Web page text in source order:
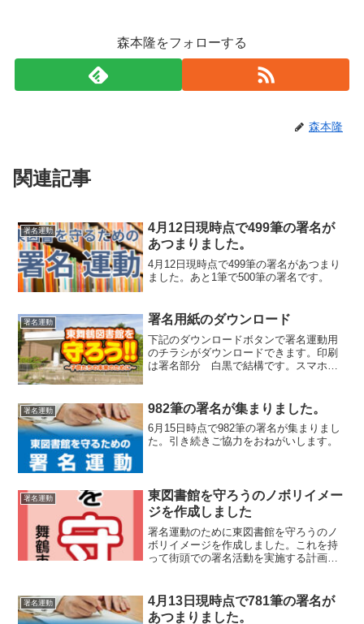
森本隆をフォローする
森本隆
関連記事
署名運動
4月12日現時点で499筆の署名が
あつまりました。
4月12日現時点で499筆の署名があつまり
ました。あと1筆で500筆の署名です。
署名運動 署名用紙のダウンロード
下記のダウンロードボタンで署名運動用
のチラシがダウンロードできます。印刷
は署名部分 白黒で結構です。スマホで
書館を守る署名運動用チラシダウンロー
署名運動 982筆の署名が集まりました。
6月15日時点で982筆の署名が集まりまし
た。引き続きご協力をおねがいします。
署名運動
東図書館を守ろうのノボリイメー
ジを作成しました
署名運動のために東図書館を守ろうのノ
ボリイメージを作成しました。これを持
って街頭での署名活動を実施する計画で
署名運動
4月13日現時点で781筆の署名が
あつまりました。